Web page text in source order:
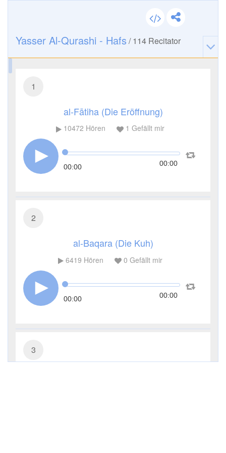
Yasser Al-Qurashi - Hafs /114 Recitator
1
al-Fātiha (Die Eröffnung)
10472 Hören 1 Gefällt mir
00:00 00:00
2
al-Baqara (Die Kuh)
6419 Hören 0 Gefällt mir
00:00 00:00
3